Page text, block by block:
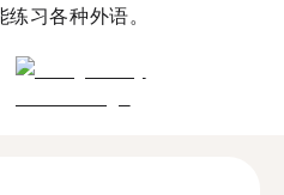
习各种外语。